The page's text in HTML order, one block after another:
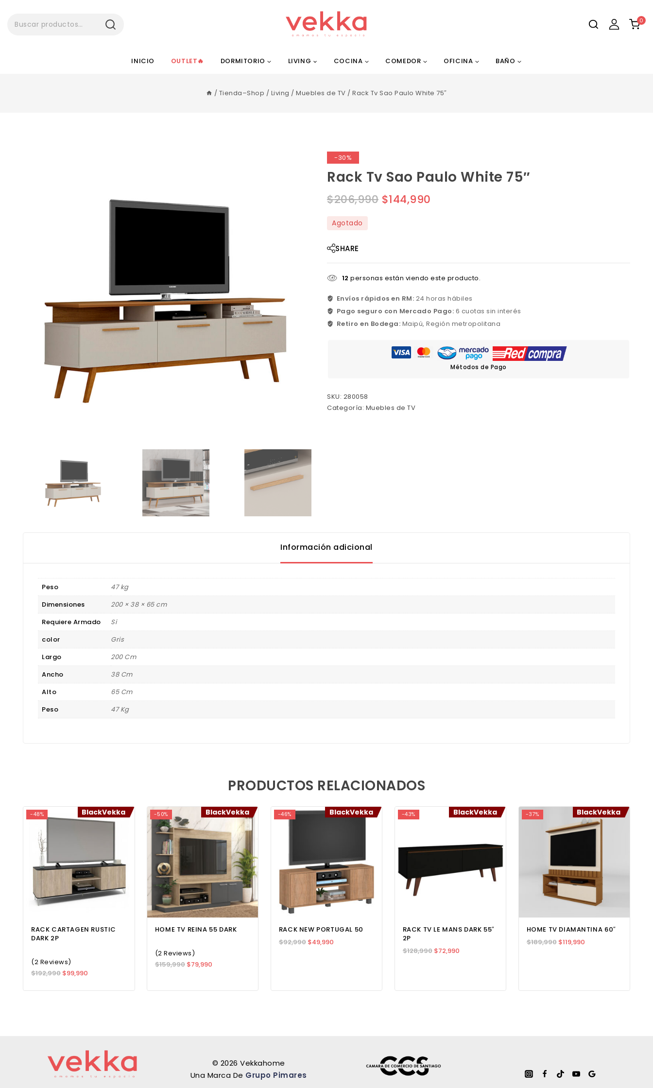
BUSCAR 0
INICIO OUTLET🔥 DORMITORIO LIVING COCINA COMEDOR OFICINA BAÑO
/ Tienda–Shop / Living / Muebles de TV / Rack Tv Sao Paulo White 75″
-30%
Rack Tv Sao Paulo White 75″
$206,990 $144,990
Agotado
SHARE
12 personas están viendo este producto.
Envíos rápidos en RM: 24 horas hábiles
Pago seguro con Mercado Pago: 6 cuotas sin interés
Retiro en Bodega: Maipú, Región metropolitana
Métodos de Pago
SKU: 280058
Categoría: Muebles de TV
Información adicional
Peso
47 kg
Dimensiones
200 × 38 × 65 cm
Requiere Armado
Si
color
Gris
Largo
200 Cm
Ancho
38 Cm
Alto
65 Cm
Peso
47 Kg
PRODUCTOS RELACIONADOS
-48% BlackVekka
RACK CARTAGEN RUSTIC
DARK 2P
(2 Reviews)
$192,990 $99,990
-50% BlackVekka
HOME TV REINA 55 DARK
(2 Reviews)
$159,990 $79,990
-46% BlackVekka
RACK NEW PORTUGAL 50
$92,990 $49,990
-43% BlackVekka
RACK TV LE MANS DARK 55″
2P
$128,990 $72,990
-37% BlackVekka
HOME TV DIAMANTINA 60″
$189,990 $119,990
© 2026 Vekkahome
Una Marca De Grupo Pimares